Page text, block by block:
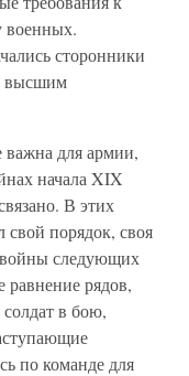
военных.
сторонники
высшим
важна для армии,
начала XIX
В этих
порядок, своя
войны следующих
равнение рядов,
в бою,
по команде для